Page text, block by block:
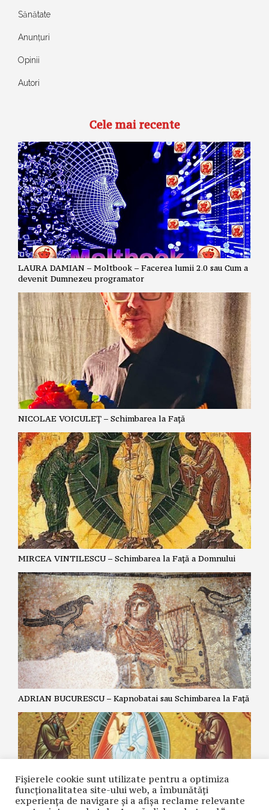
Sănătate
Anunțuri
Opinii
Autori
Cele mai recente
LAURA DAMIAN – Moltbook – Facerea lumii 2.0 sau Cum a
devenit Dumnezeu programator
NICOLAE VOICULEȚ – Schimbarea la Față
MIRCEA VINTILESCU – Schimbarea la Față a Domnului
ADRIAN BUCURESCU – Kapnobatai sau Schimbarea la Față
Fișierele cookie sunt utilizate pentru a optimiza
funcţionalitatea site-ului web, a îmbunătăţi
experienţa de navigare şi a afişa reclame relevante